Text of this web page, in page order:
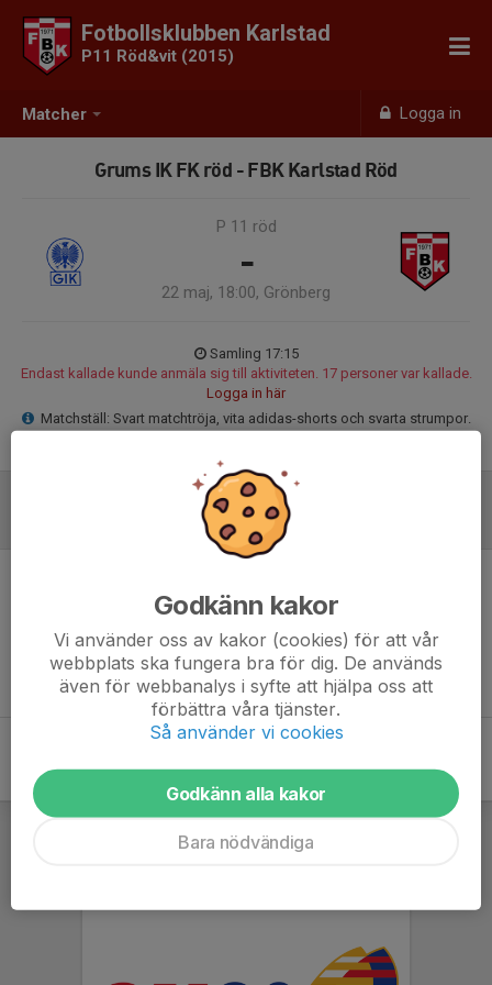
Matcher Logga in
Fotbollsklubben Karlstad
P11 Röd&vit (2015)
Grums IK FK röd - FBK Karlstad Röd
P 11 röd
-
22 maj, 18:00, Grönberg
Samling 17:15
Endast kallade kunde anmäla sig till aktiviteten. 17 personer var kallade.
Logga in här
Matchställ: Svart matchtröja, vita adidas-shorts och svarta strumpor.
Inget referat skrivet
Godkänn kakor
Vi använder oss av kakor (cookies) för att vår
webbplats ska fungera bra för dig. De används
även för webbanalys i syfte att hjälpa oss att
förbättra våra tjänster.
Så använder vi cookies
Godkänn alla kakor
Bara nödvändiga